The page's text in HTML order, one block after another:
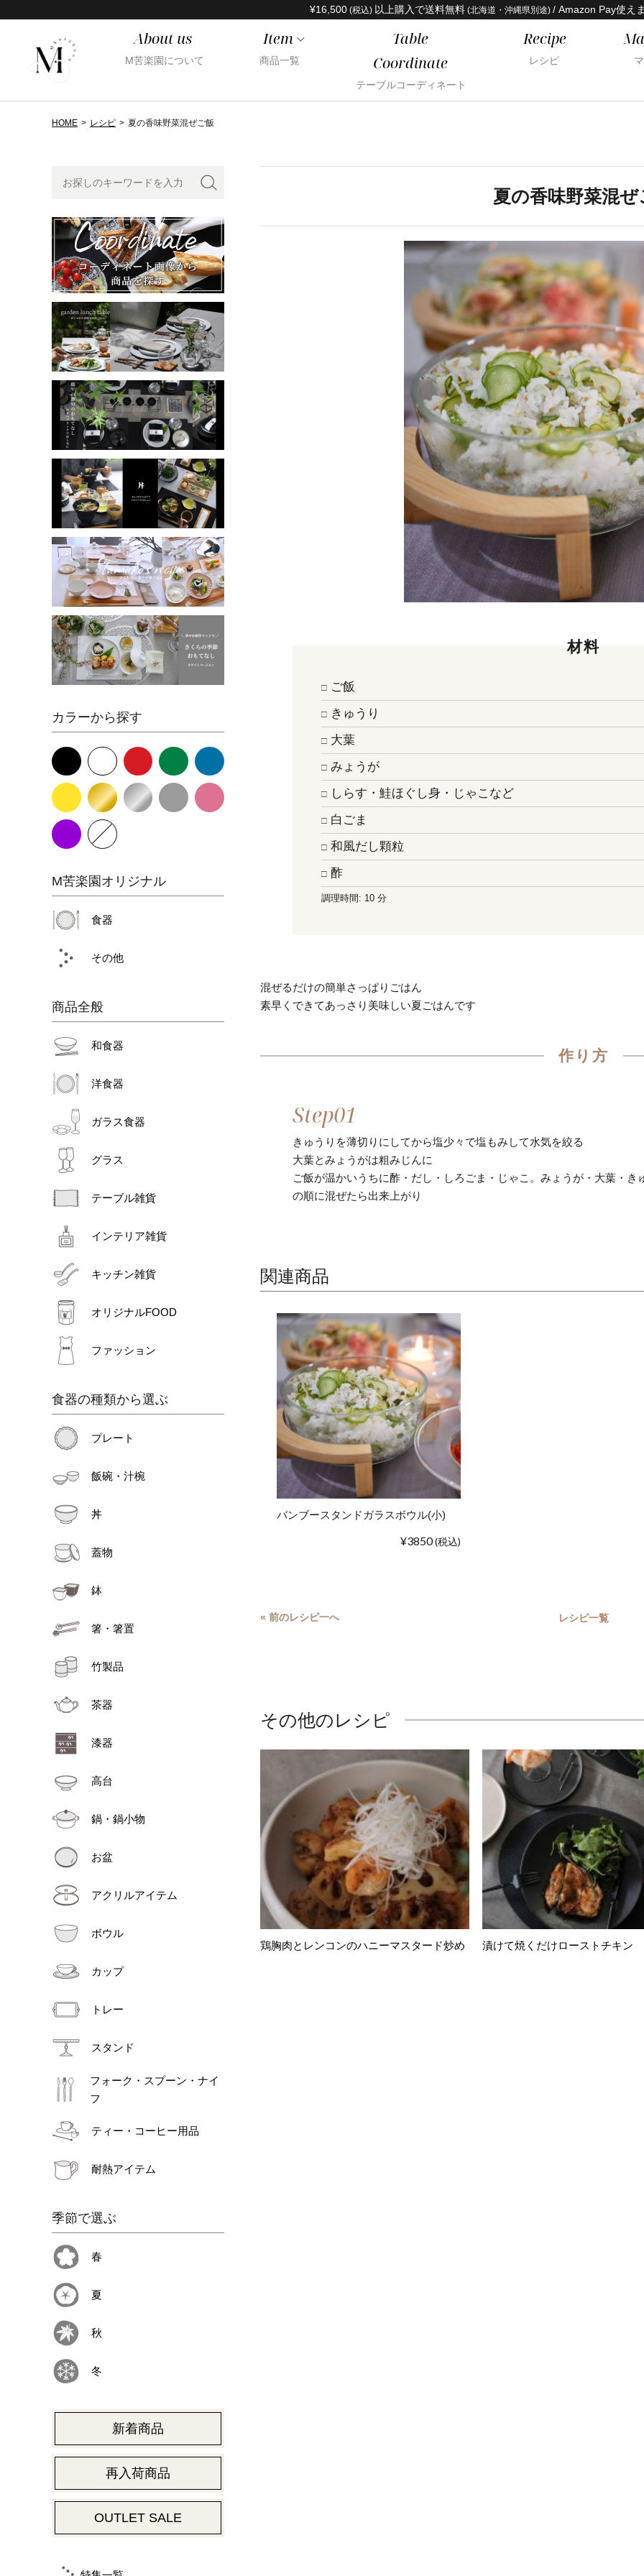
¥16,500 (税込) 以上購入で送料無料 (北海道・沖縄県別途) / Amazon Pay使え
About us
M苦楽園について
Item
商品一覧
Table
Coordinate
テーブルコーディネート
Recipe
レシピ
HOME レシピ 夏の香味野菜混ぜご飯
カラーから探す
M苦楽園オリジナル
食器
その他
商品全般
和食器
洋食器
ガラス食器
グラス
テーブル雑貨
インテリア雑貨
キッチン雑貨
オリジナルFOOD
ファッション
食器の種類から選ぶ
プレート
飯碗・汁椀
丼
蓋物
鉢
箸・箸置
竹製品
茶器
漆器
高台
鍋・鍋小物
お盆
アクリルアイテム
ボウル
カップ
トレー
スタンド
フォーク・スプーン・ナイ
フ
ティー・コーヒー用品
耐熱アイテム
季節で選ぶ
春
夏
秋
冬
新着商品
再入荷商品
OUTLET SALE
夏の香味野菜混ぜ
材料
ご飯
きゅうり
大葉
みょうが
しらす・鮭ほぐし身・じゃこなど
白ごま
和風だし顆粒
酢
調理時間: 10 分
混ぜるだけの簡単さっぱりごはん
素早くできてあっさり美味しい夏ごはんです
作り方
きゅうりを薄切りにしてから塩少々で塩もみして水気を絞る
大葉とみょうがは粗みじんに
ご飯が温かいうちに酢・だし・しろごま・じゃこ。みょうが・大葉・き
の順に混ぜたら出来上がり
関連商品
バンブースタンドガラスボウル(小)
¥3850(税込)
« 前のレシピ一へ レシピ一覧
その他のレシピ
鶏胸肉とレンコンのハニーマスタード炒め 漬けて焼くだけローストチキン